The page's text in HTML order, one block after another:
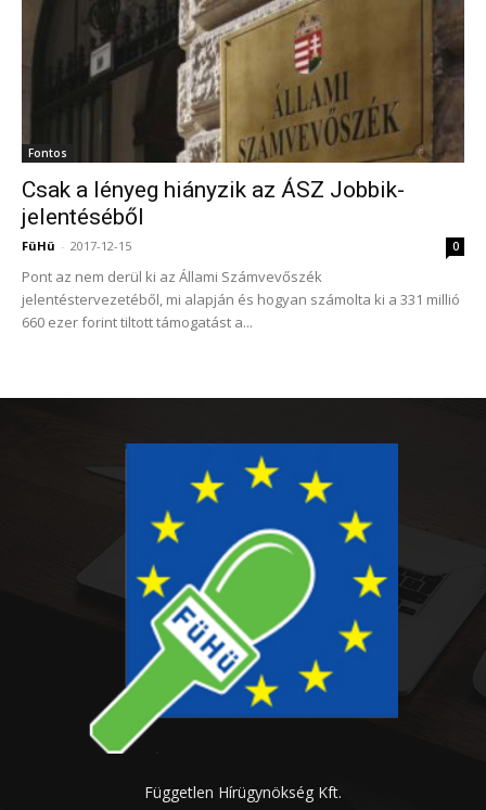
Fontos
Csak a lényeg hiányzik az ÁSZ Jobbik-
jelentéséből
FüHü - 2017-12-15 0
Pont az nem derül ki az Állami Számvevőszék
jelentéstervezetéből, mi alapján és hogyan számolta ki a 331 millió
660 ezer forint tiltott támogatást a...
Független Hírügynökség Kft.